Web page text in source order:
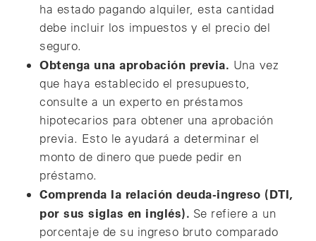
ha estado pagando alquiler, esta cantidad
debe incluir los impuestos y el precio del
seguro.
Obtenga una aprobación previa. Una vez
que haya establecido el presupuesto,
consulte a un experto en préstamos
hipotecarios para obtener una aprobación
previa. Esto le ayudará a determinar el
monto de dinero que puede pedir en
préstamo.
Comprenda la relación deuda-ingreso (DTI,
por sus siglas en inglés). Se refiere a un
porcentaje de su ingreso bruto comparado